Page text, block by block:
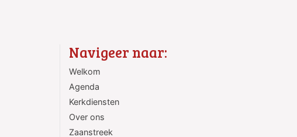
Navigeer naar:
Welkom
Agenda
Kerkdiensten
Over ons
Zaanstreek